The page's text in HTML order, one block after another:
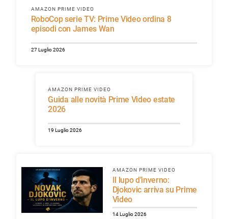
AMAZON PRIME VIDEO
RoboCop serie TV: Prime Video ordina 8
episodi con James Wan
27 Luglio 2026
AMAZON PRIME VIDEO
Guida alle novità Prime Video estate
2026
19 Luglio 2026
AMAZON PRIME VIDEO
Il lupo d’inverno:
Djokovic arriva su Prime
Video
14 Luglio 2026